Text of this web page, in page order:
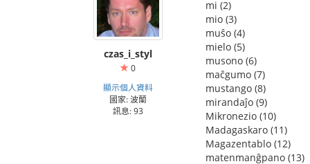
czas_i_styl
0
顯示個人資料
國家: 波蘭
訊息: 93
mi (2)
mio (3)
muŝo (4)
mielo (5)
musono (6)
maĉgumo (7)
mustango (8)
mirandaĵo (9)
Mikronezio (10)
Madagaskaro (11)
Magazentablo (12)
matenmanĝpano (13)